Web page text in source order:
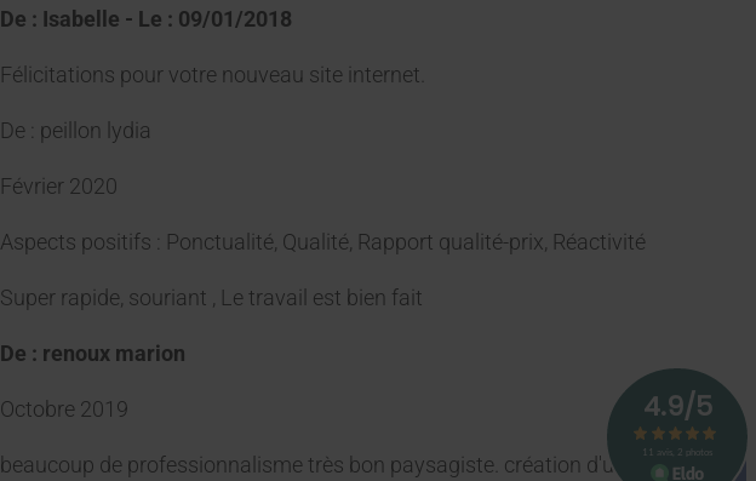
De : Isabelle - Le : 09/01/2018
Félicitations pour votre nouveau site internet.
De : peillon lydia
Février 2020
Aspects positifs : Ponctualité, Qualité, Rapport qualité-prix, Réactivité
Super rapide, souriant , Le travail est bien fait
De : renoux marion
Octobre 2019
beaucoup de professionnalisme très bon paysagiste. création d'un grand